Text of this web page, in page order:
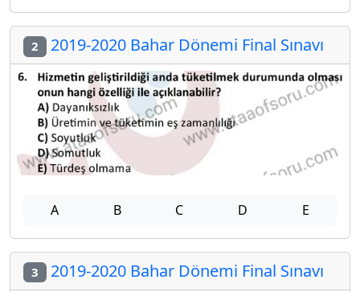
2 2019-2020 Bahar Dönemi Final Sınavı
A B C D E
3 2019-2020 Bahar Dönemi Final Sınavı